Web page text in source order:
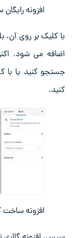
افزونه
اضافه می‌ شود.
جستجو کنید یا با
کنید.
افزونه ساخت